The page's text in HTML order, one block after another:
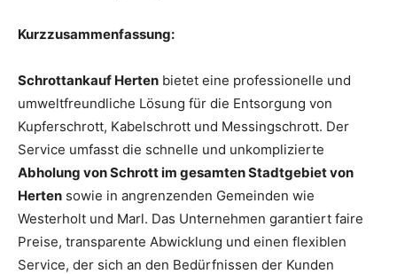
Kurzzusammenfassung:
Schrottankauf Herten bietet eine professionelle und
umweltfreundliche Lösung für die Entsorgung von
Kupferschrott, Kabelschrott und Messingschrott. Der
Service umfasst die schnelle und unkomplizierte
Abholung von Schrott im gesamten Stadtgebiet von
Herten sowie in angrenzenden Gemeinden wie
Westerholt und Marl. Das Unternehmen garantiert faire
Preise, transparente Abwicklung und einen flexiblen
Service, der sich an den Bedürfnissen der Kunden